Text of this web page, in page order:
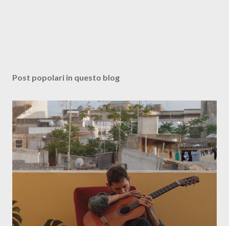
Post popolari in questo blog